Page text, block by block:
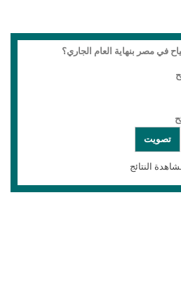
في مصر بنهاية العام الجاري؟
النتائج